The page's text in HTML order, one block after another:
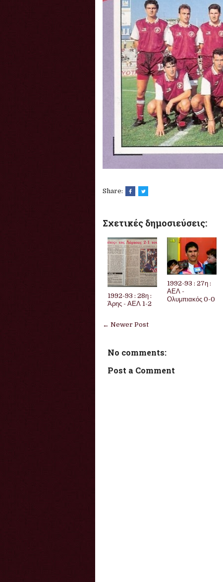
Share:
Σχετικές δημοσιεύσεις:
1992-93 : 28η :
Άρης - ΑΕΛ 1-2
1992-93 : 27η :
ΑΕΛ -
Ολυμπιακός 0-0
← Newer Post
No comments:
Post a Comment